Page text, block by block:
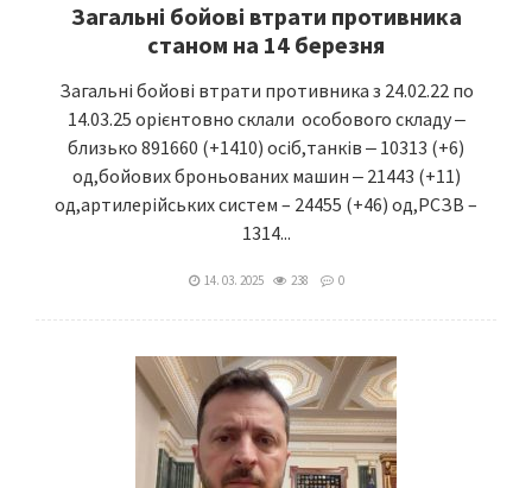
Загальні бойові втрати противника
станом на 14 березня
Загальні бойові втрати противника з 24.02.22 по
14.03.25 орієнтовно склали особового складу ‒
близько 891660 (+1410) осіб,танків ‒ 10313 (+6)
од,бойових броньованих машин ‒ 21443 (+11)
од,артилерійських систем – 24455 (+46) од,РСЗВ –
1314...
14. 03. 2025 238 0